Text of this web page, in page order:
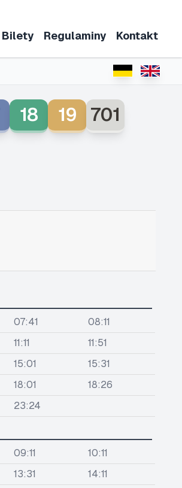
Bilety Regulaminy Kontakt
18 19 701
07:41
08:11
11:11
11:51
15:01
15:31
18:01
18:26
23:24
09:11
10:11
13:31
14:11